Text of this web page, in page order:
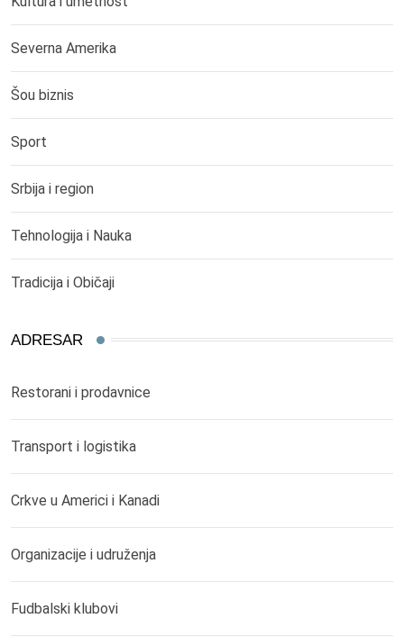
Severna Amerika
Šou biznis
Sport
Srbija i region
Tehnologija i Nauka
Tradicija i Običaji
ADRESAR
Restorani i prodavnice
Transport i logistika
Crkve u Americi i Kanadi
Organizacije i udruženja
Fudbalski klubovi